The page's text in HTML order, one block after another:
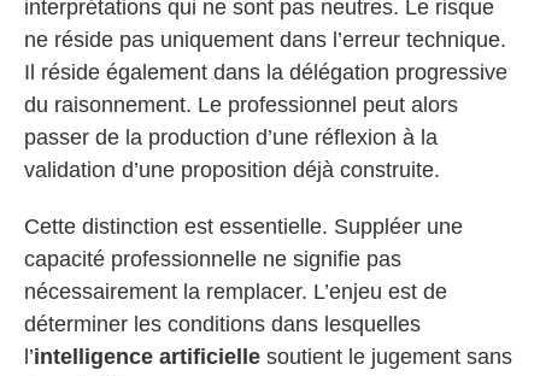
interprétations qui ne sont pas neutres. Le risque
ne réside pas uniquement dans l’erreur technique.
Il réside également dans la délégation progressive
du raisonnement. Le professionnel peut alors
passer de la production d’une réflexion à la
validation d’une proposition déjà construite.
Cette distinction est essentielle. Suppléer une
capacité professionnelle ne signifie pas
nécessairement la remplacer. L’enjeu est de
déterminer les conditions dans lesquelles
l’intelligence artificielle soutient le jugement sans